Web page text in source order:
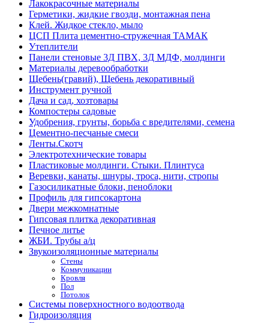
Лакокрасочные материалы
Герметики, жидкие гвозди, монтажная пена
Клей. Жидкое стекло, мыло
ЦСП Плита цементно-стружечная ТАМАК
Утеплители
Панели стеновые 3Д ПВХ, 3Д МДФ, молдинги
Материалы деревообработки
Щебень(гравий), Щебень декоративный
Инструмент ручной
Дача и сад, хозтовары
Компостеры садовые
Удобрения, грунты, борьба с вредителями, семена
Цементно-песчаные смеси
Ленты.Скотч
Электротехнические товары
Пластиковые молдинги. Стыки. Плинтуса
Веревки, канаты, шнуры, троса, нити, стропы
Газосиликатные блоки, пеноблоки
Профиль для гипсокартона
Двери межкомнатные
Гипсовая плитка декоративная
Печное литье
ЖБИ. Трубы а/ц
Звукоизоляционные материалы
Стены
Коммуникации
Кровля
Пол
Потолок
Системы поверхностного водоотвода
Гидроизоляция